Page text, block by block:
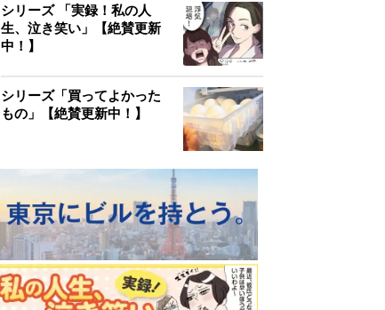
シリーズ 「実録！私の人
生、泣き笑い」【絶賛更新
中！】
シリーズ「買ってよかった
もの」【絶賛更新中！】